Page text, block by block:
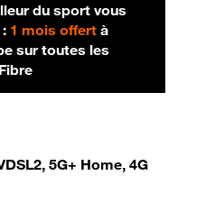
du sport vous
1 mois offertà
sur toutes les
5G+ Home, 4G